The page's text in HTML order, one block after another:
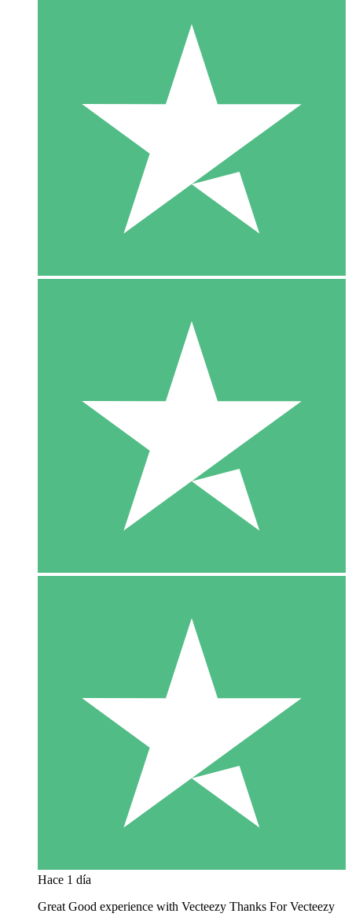
Hace 1 día
Great Good experience with Vecteezy Thanks For Vecteezy